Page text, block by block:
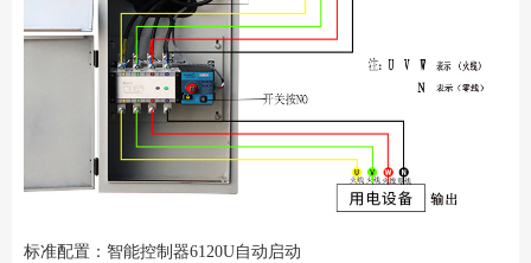
标准配置：智能控制器6120U自动启动